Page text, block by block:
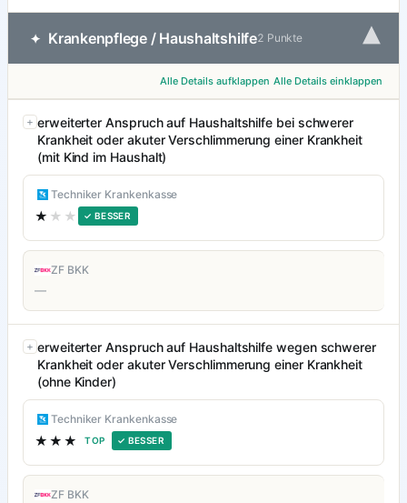
✦ Krankenpflege / Haushaltshilfe2 Punkte ▾
Alle Details aufklappen Alle Details einklappen
erweiterter Anspruch auf Haushaltshilfe bei schwerer
Krankheit oder akuter Verschlimmerung einer Krankheit
(mit Kind im Haushalt)
Techniker Krankenkasse
★ ★★ ✓ BESSER
ZF BKK
—
erweiterter Anspruch auf Haushaltshilfe wegen schwerer
Krankheit oder akuter Verschlimmerung einer Krankheit
(ohne Kinder)
Techniker Krankenkasse
★★★ TOP ✓ BESSER
ZF BKK